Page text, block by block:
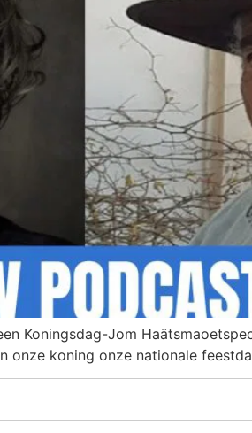
Koningsdag-Jom
koning onze nationale